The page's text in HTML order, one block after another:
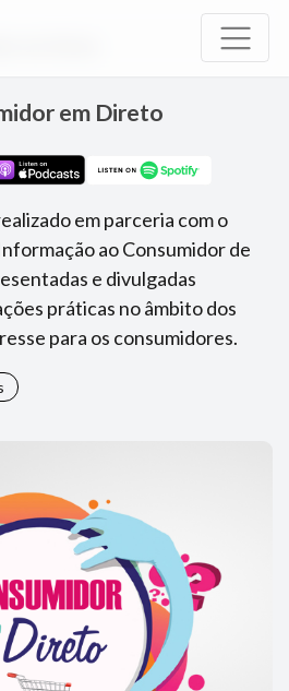
em Direto
em Direto
em parceria com o
ao Consumidor de
e divulgadas
práticas no âmbito dos
para os consumidores.